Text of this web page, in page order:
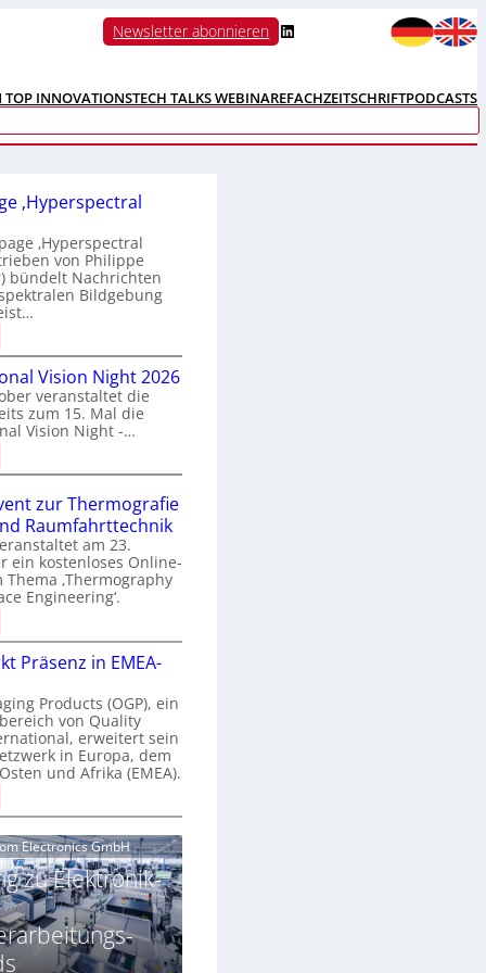
Newsletter abonnieren LinkedIn
TOP INNOVATIONSTECH TALKS WEBINAREFACHZEITSCHRIFTPODCASTS
‚Hyperspectral
‚Hyperspectral
von Philippe
bündelt Nachrichten
Bildgebung
a
Vision Night 2026
veranstaltet die
zum 15. Mal die
Vision Night -…
zur Thermografie
Raumfahrttechnik
am 23.
ein kostenloses Online-
Thema ‚Thermography
Engineering‘.
T
Präsenz in EMEA-
Products (OGP), ein
von Quality
erweitert sein
in Europa, dem
und Afrika (EMEA).
Electronics GmbH
zu Elektronik-